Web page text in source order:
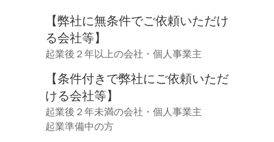
【弊社に無条件でご依頼いただけ
る会社等】
起業後２年以上の会社・個人事業主
【条件付きで弊社にご依頼いただ
ける会社等】
起業後２年未満の会社・個人事業主
起業準備中の方